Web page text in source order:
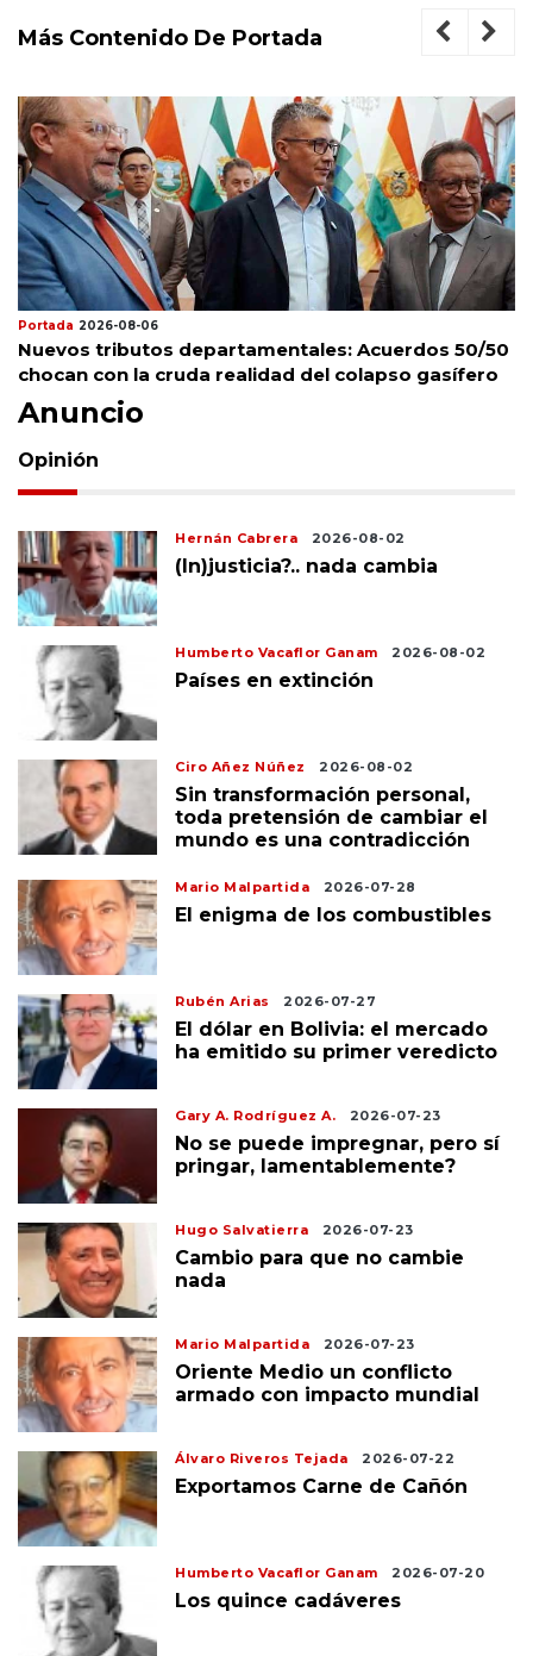
Más Contenido De Portada
Portada 2026-08-06
Nuevos tributos departamentales: Acuerdos 50/50
chocan con la cruda realidad del colapso gasífero
Anuncio
Opinión
Hernán Cabrera 2026-08-02
(In)justicia?.. nada cambia
Humberto Vacaflor Ganam 2026-08-02
Países en extinción
Ciro Añez Núñez 2026-08-02
Sin transformación personal,
toda pretensión de cambiar el
mundo es una contradicción
Mario Malpartida 2026-07-28
El enigma de los combustibles
Rubén Arias 2026-07-27
El dólar en Bolivia: el mercado
ha emitido su primer veredicto
Gary A. Rodríguez A. 2026-07-23
No se puede impregnar, pero sí
pringar, lamentablemente?
Hugo Salvatierra 2026-07-23
Cambio para que no cambie
nada
Mario Malpartida 2026-07-23
Oriente Medio un conflicto
armado con impacto mundial
Álvaro Riveros Tejada 2026-07-22
Exportamos Carne de Cañón
Humberto Vacaflor Ganam 2026-07-20
Los quince cadáveres